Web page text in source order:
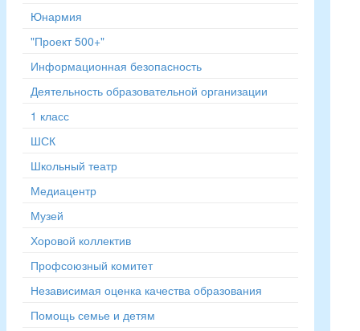
Юнармия
"Проект 500+"
Информационная безопасность
Деятельность образовательной организации
1 класс
ШСК
Школьный театр
Медиацентр
Музей
Хоровой коллектив
Профсоюзный комитет
Независимая оценка качества образования
Помощь семье и детям